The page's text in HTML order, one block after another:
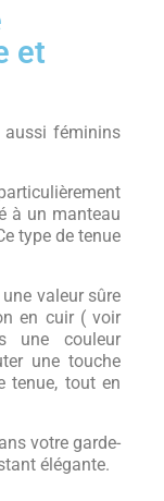
et
aussi féminins
à un manteau
type de tenue
valeur sûre
en cuir ( voir
couleur
une touche
tenue, tout en
votre garde-
élégante.